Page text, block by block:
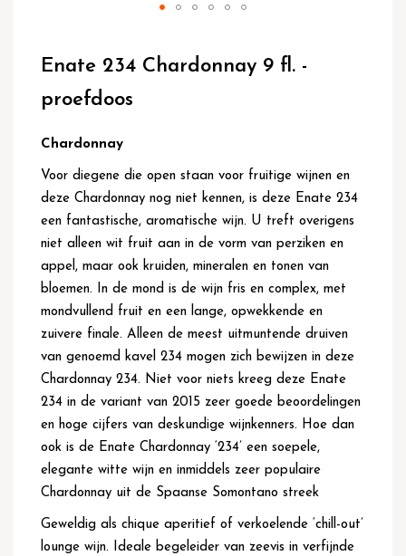
het
van
afbeeldingen-
Enate 234 Chardonnay 9 fl. -
proefdoos
Chardonnay
Voor diegene die open staan voor fruitige wijnen en
deze Chardonnay nog niet kennen, is deze Enate 234
een fantastische, aromatische wijn. U treft overigens
niet alleen wit fruit aan in de vorm van perziken en
appel, maar ook kruiden, mineralen en tonen van
bloemen. In de mond is de wijn fris en complex, met
mondvullend fruit en een lange, opwekkende en
zuivere finale. Alleen de meest uitmuntende druiven
van genoemd kavel 234 mogen zich bewijzen in deze
Chardonnay 234. Niet voor niets kreeg deze Enate
234 in de variant van 2015 zeer goede beoordelingen
en hoge cijfers van deskundige wijnkenners. Hoe dan
ook is de Enate Chardonnay ‘234’ een soepele,
elegante witte wijn en inmiddels zeer populaire
Chardonnay uit de Spaanse Somontano streek
Geweldig als chique aperitief of verkoelende ‘chill-out’
lounge wijn. Ideale begeleider van zeevis in verfijnde